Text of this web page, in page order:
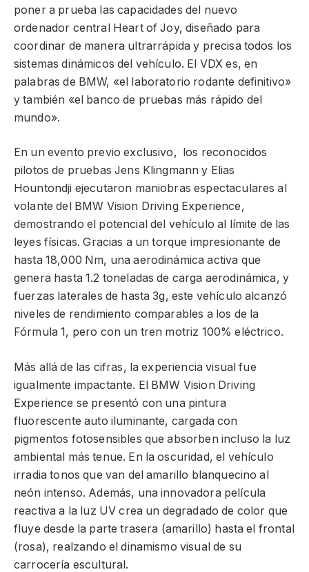
poner a prueba las capacidades del nuevo
ordenador central Heart of Joy, diseñado para
coordinar de manera ultrarrápida y precisa todos los
sistemas dinámicos del vehículo. El VDX es, en
palabras de BMW, «el laboratorio rodante definitivo»
y también «el banco de pruebas más rápido del
mundo».
En un evento previo exclusivo, los reconocidos
pilotos de pruebas Jens Klingmann y Elias
Hountondji ejecutaron maniobras espectaculares al
volante del BMW Vision Driving Experience,
demostrando el potencial del vehículo al límite de las
leyes físicas. Gracias a un torque impresionante de
hasta 18,000 Nm, una aerodinámica activa que
genera hasta 1.2 toneladas de carga aerodinámica, y
fuerzas laterales de hasta 3g, este vehículo alcanzó
niveles de rendimiento comparables a los de la
Fórmula 1, pero con un tren motriz 100% eléctrico.
Más allá de las cifras, la experiencia visual fue
igualmente impactante. El BMW Vision Driving
Experience se presentó con una pintura
fluorescente auto iluminante, cargada con
pigmentos fotosensibles que absorben incluso la luz
ambiental más tenue. En la oscuridad, el vehículo
irradia tonos que van del amarillo blanquecino al
neón intenso. Además, una innovadora película
reactiva a la luz UV crea un degradado de color que
fluye desde la parte trasera (amarillo) hasta el frontal
(rosa), realzando el dinamismo visual de su
carrocería escultural.